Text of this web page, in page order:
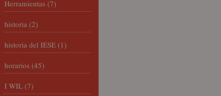
Herramientas (7)
historia (2)
historia del IESE (1)
horarios (45)
I WIL (7)